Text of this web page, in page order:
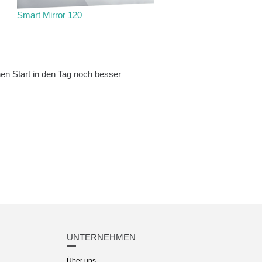
Smart Mirror 120
Start in den Tag noch besser
UNTERNEHMEN